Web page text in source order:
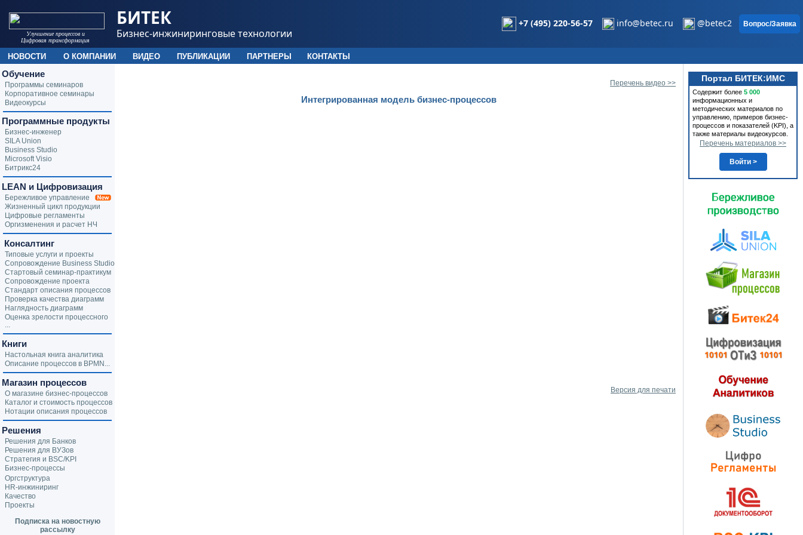
Перечень видео >>
Интегрированная модель бизнес-процессов
Версия для печати
Портал БИТЕК:ИМС
Содержит более 5 000
информационных и
методических материалов по
управлению, примеров бизнес-
процессов и показателей (KPI), а
также материалы видеокурсов.
Перечень материалов >>
Войти >
Обучение
Программы семинаров
Корпоративное семинары
Видеокурсы
Программные продукты
Бизнес-инженер
SILA Union
Business Studio
Microsoft Visio
Битрикс24
LEAN и Цифровизация
Бережливое управление
Жизненный цикл продукции
Цифровые регламенты
Оргизменения и расчет НЧ
Консалтинг
Типовые услуги и проекты
Сопровождение Business Studio
Стартовый семинар-практикум
Сопровождение проекта
Стандарт описания процессов
Проверка качества диаграмм
Наглядность диаграмм
Оценка зрелости процессного
...
Книги
Настольная книга аналитика
Описание процессов в BPMN...
Магазин процессов
О магазине бизнес-процессов
Каталог и стоимость процессов
Нотации описания процессов
Решения
Решения для Банков
Решения для ВУЗов
Стратегия и BSC/KPI
Бизнес-процессы
Оргструктура
HR-инжиниринг
Качество
Проекты
Подписка на новостную
рассылку
Улучшение процессов и
Цифровая трансформация
БИТЕК
Бизнес-инжиниринговые технологии
+7 (495) 220-56-57 info@betec.ru @betec2 Вопрос/Заявка
НОВОСТИ О КОМПАНИИ ВИДЕО ПУБЛИКАЦИИ ПАРТНЕРЫ КОНТАКТЫ